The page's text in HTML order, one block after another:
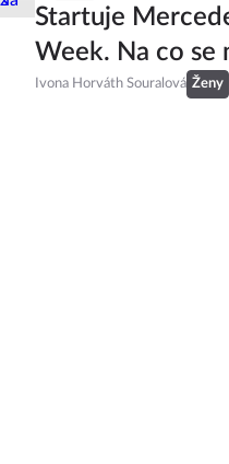
Startuje
Week. Na co se
Ivona Horváth Souralová Ženy